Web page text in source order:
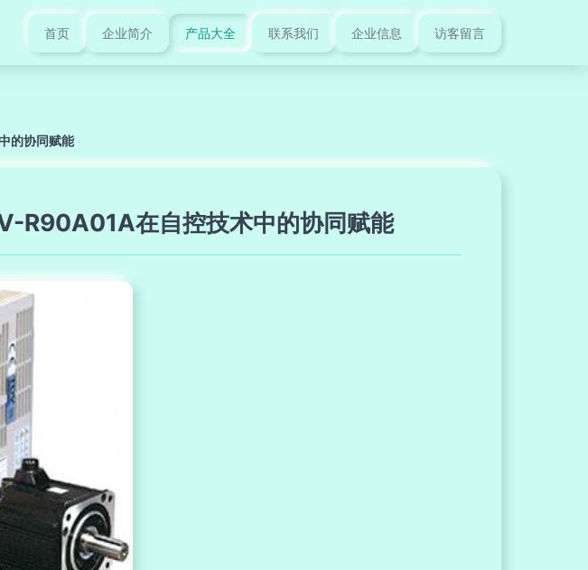
首页 企业简介 产品大全 联系我们 企业信息 访客留言
的协同赋能
R90A01A在自控技术中的协同赋能